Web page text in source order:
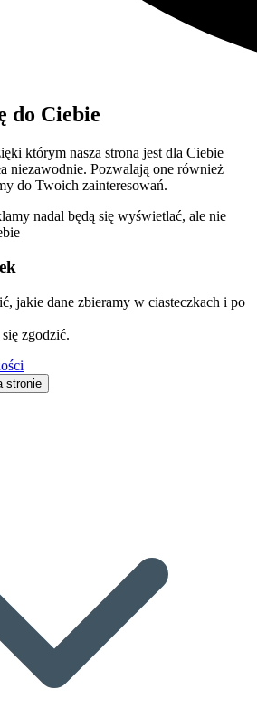
do Ciebie
którym nasza strona jest dla Ciebie
niezawodnie. Pozwalają one również
do Twoich zainteresowań.
nadal będą się wyświetlać, ale nie
jakie dane zbieramy w ciasteczkach i po
zgodzić.
stronie